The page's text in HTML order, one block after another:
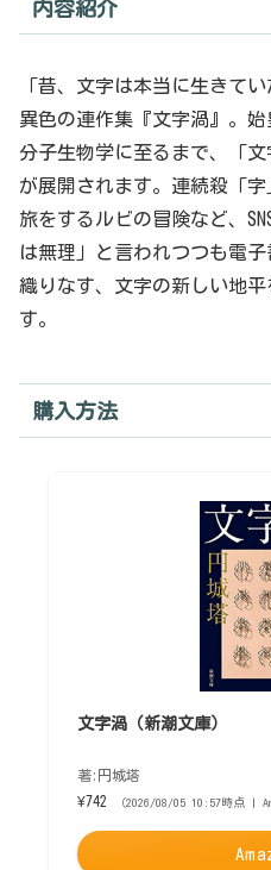
内容紹介
「昔、文字は本当に生きて
異色の連作集『文字渦』。始
分子生物学に至るまで、「
が展開されます。連続殺「
旅をするルビの冒険など、
は無理」と言われつつも電
織りなす、文字の新しい地
す。
購入方法
文字渦（新潮文庫）
著:円城塔
¥742
（2026/08/05 10:57時点 |